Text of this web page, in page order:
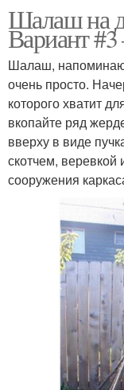
Шалаш на
Вариант
Шалаш,
очень просто.
которого хватит
вкопайте ряд
вверху в виде
скотчем,
сооружения